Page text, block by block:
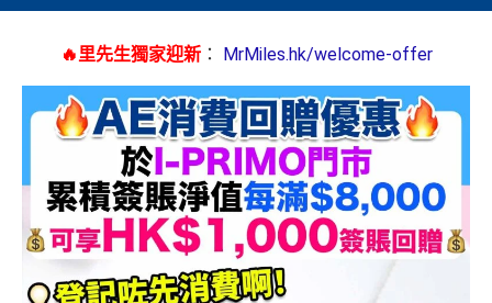
🔥里先生獨家迎新： MrMiles.hk/welcome-offer